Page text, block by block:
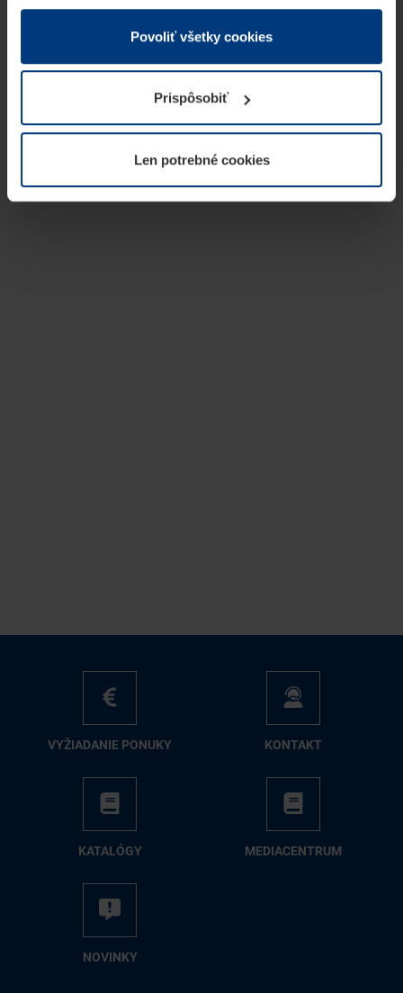
v rámci Vášho využívania služieb.
Z právneho hľadiska môžeme cookies ukladať na Vašom
prevádzku tejto stránky. Pre všetky ostatné typy cookie
potrebujeme Vaše povolenie. Vaše povolenie môžete
kedykoľvek zmeniť alebo odvolať vo vysvetlení cookie
našej webovej stránky.
Povoliť všetky cookies
Prispôsobiť
Len potrebné cookies
VY­ŽIA­DA­NIE PO­NU­KY KON­TAKT
KA­TA­LÓ­GY ME­DIA­CEN­TRUM
NO­VIN­KY